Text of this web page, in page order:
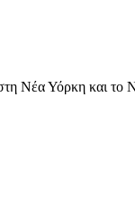
Νέα Υόρκη και το